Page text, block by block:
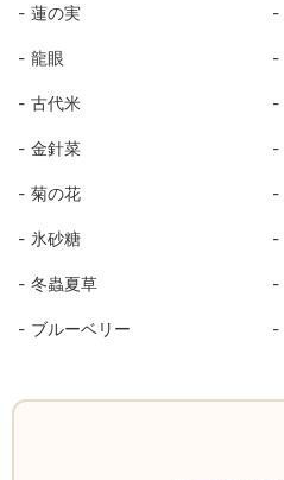
蓮の実
龍眼
古代米
金針菜
菊の花
氷砂糖
冬蟲夏草
ブルーベリー